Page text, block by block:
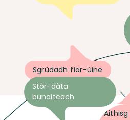
Sgrùdadh fìor-ùine
Aithisg
Stòr-dàta
bunaiteach